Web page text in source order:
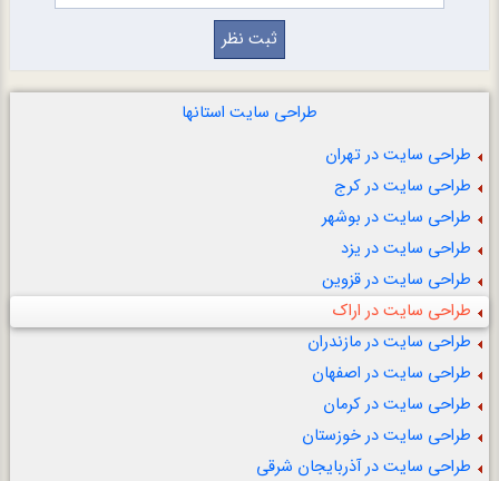
طراحی سایت استانها
طراحی سایت در تهران
طراحی سایت در کرج
طراحی سایت در بوشهر
طراحی سایت در یزد
طراحی سایت در قزوین
طراحی سایت در اراک
طراحی سایت در مازندران
طراحی سایت در اصفهان
طراحی سایت در کرمان
طراحی سایت در خوزستان
طراحی سایت در آذربایجان شرقی